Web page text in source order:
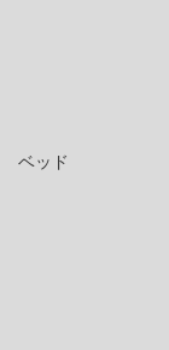
ベッド